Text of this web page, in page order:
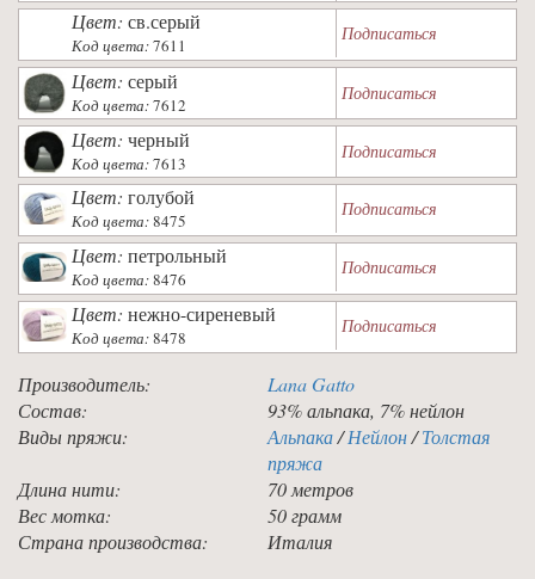
Цвет: св.серый
Код цвета:7611
Подписаться
Цвет: серый
Код цвета:7612
Подписаться
Цвет: черный
Код цвета:7613
Подписаться
Цвет: голубой
Код цвета:8475
Подписаться
Цвет: петрольный
Код цвета:8476
Подписаться
Цвет: нежно-сиреневый
Код цвета:8478
Подписаться
Производитель:
Lana Gatto
Состав:
93% альпака, 7% нейлон
Виды пряжи:
Альпака/Нейлон/Толстая
пряжа
Длина нити:
70 метров
Вес мотка:
50 грамм
Страна производства:
Италия